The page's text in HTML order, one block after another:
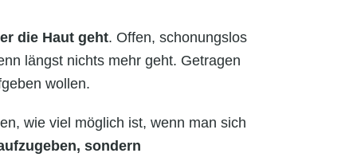
die Haut geht. Offen, schonungslos
längst nichts mehr geht. Getragen
wollen.
wie viel möglich ist, wenn man sich
sondern